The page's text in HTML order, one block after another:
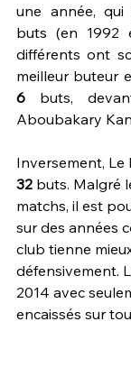
une année, qui
buts (en 1992
différents ont
6 buts,
Aboubakary
Inversement, Le
32 buts. Malgré
matchs, il est
sur des années
club tienne
défensivement.
2014 avec
encaissés sur